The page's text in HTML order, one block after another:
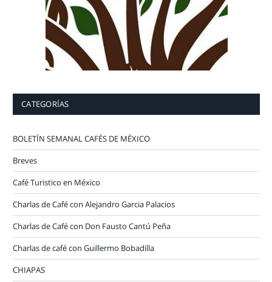
CATEGORÍAS
BOLETÍN SEMANAL CAFÉS DE MÉXICO
Breves
Café Turistico en México
Charlas de Café con Alejandro Garcia Palacios
Charlas de Café con Don Fausto Cantú Peña
Charlas de café con Guillermo Bobadilla
CHIAPAS